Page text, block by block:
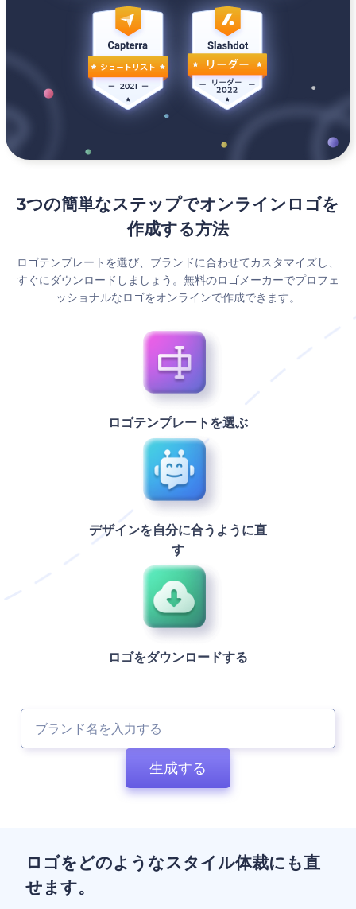
3つの簡単なステップでオンラインロゴを
作成する方法
ロゴテンプレートを選び、ブランドに合わせてカスタマイズし、
すぐにダウンロードしましょう。無料のロゴメーカーでプロフェ
ッショナルなロゴをオンラインで作成できます。
ロゴテンプレートを選ぶ
デザインを自分に合うように直
す
ロゴをダウンロードする
生成する
ロゴをどのようなスタイル体裁にも直
せます。